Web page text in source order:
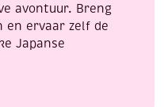
avontuur. Breng
ervaar zelf de
Japanse